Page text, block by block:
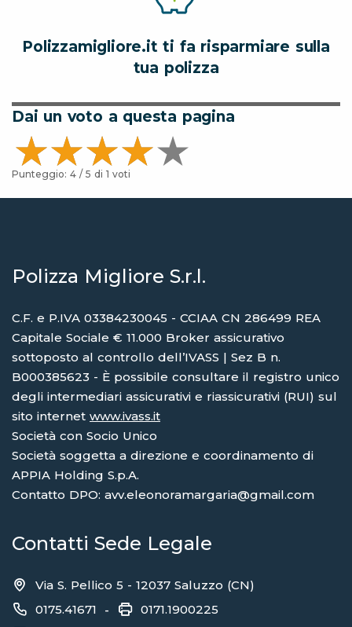
Polizzamigliore.it ti fa risparmiare sulla
tua polizza
Dai un voto a questa pagina
Punteggio: 4 / 5 di 1 voti
Polizza Migliore S.r.l.
C.F. e P.IVA 03384230045 - CCIAA CN 286499 REA
Capitale Sociale € 11.000 Broker assicurativo
sottoposto al controllo dell’IVASS | Sez B n.
B000385623 - È possibile consultare il registro unico
degli intermediari assicurativi e riassicurativi (RUI) sul
sito internet www.ivass.it
Società con Socio Unico
Società soggetta a direzione e coordinamento di
APPIA Holding S.p.A.
Contatto DPO: avv.eleonoramargaria@gmail.com
Contatti Sede Legale
Via S. Pellico 5 - 12037 Saluzzo (CN)
0175.41671 -
0171.1900225